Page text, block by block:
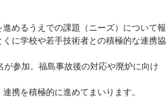
めるうえでの課題（ニーズ）について報
に学校や若手技術者との積極的な連携協
参加。福島事故後の対応や廃炉に向け
携を積極的に進めてまいります。